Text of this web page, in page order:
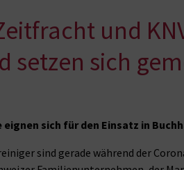
und
setzen sich
sich für den Einsatz in
sind gerade während der